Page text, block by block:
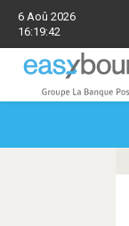
6 Aoû 2026
16:19:42